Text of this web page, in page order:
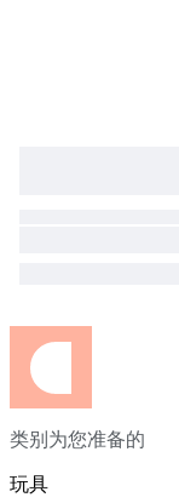
类别为您准备的
玩具